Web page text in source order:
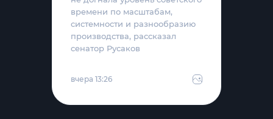
времени по масштабам,
системности и разнообразию
производства, рассказал
сенатор Русаков
вчера 13:26